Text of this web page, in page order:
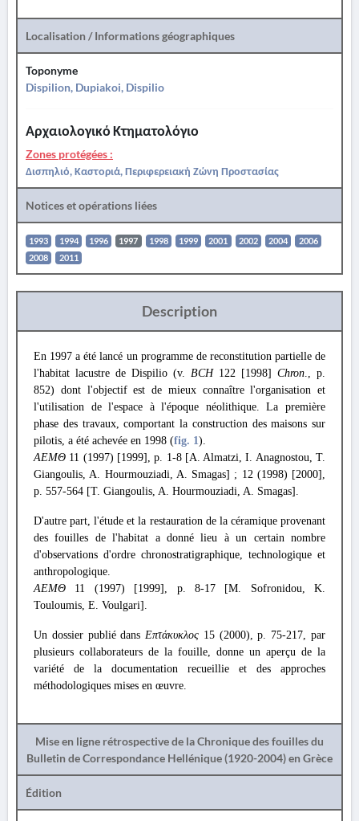
Localisation / Informations géographiques
Toponyme
Dispilion, Dupiakoi, Dispilio
Αρχαιολογικό Κτηματολόγιο
Zones protégées :
Δισπηλιό, Καστοριά, Περιφερειακή Ζώνη Προστασίας
Notices et opérations liées
1993 1994 1996 1997 1998 1999 2001 2002 2004
2006
2008
2011
Description
En 1997 a été lancé un programme de reconstitution partielle de
l'habitat lacustre de Dispilio (v. BCH 122 [1998] Chron., p.
852) dont l'objectif est de mieux connaître l'organisation et
l'utilisation de l'espace à l'époque néolithique. La première
phase des travaux, comportant la construction des maisons sur
pilotis, a été achevée en 1998 (fig. 1).
ΑΕΜΘ 11 (1997) [1999], p. 1-8 [A. Almatzi, I. Anagnostou, T.
Giangoulis, A. Hourmouziadi, A. Smagas] ; 12 (1998) [2000],
p. 557-564 [T. Giangoulis, A. Hourmouziadi, A. Smagas].
D'autre part, l'étude et la restauration de la céramique provenant
des fouilles de l'habitat a donné lieu à un certain nombre
d'observations d'ordre chronostratigraphique, technologique et
anthropologique.
ΑΕΜΘ 11 (1997) [1999], p. 8-17 [M. Sofronidou, K.
Touloumis, E. Voulgari].
Un dossier publié dansΕπτάκυκλος 15 (2000), p. 75-217, par
plusieurs collaborateurs de la fouille, donne un aperçu de la
variété de la documentation recueillie et des approches
méthodologiques mises en œuvre.
Mise en ligne rétrospective de la Chronique des fouilles du
Bulletin de Correspondance Hellénique (1920-2004) en Grèce
Édition